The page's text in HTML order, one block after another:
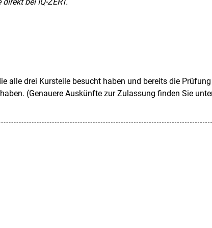
alle drei Kursteile besucht haben und bereits die Prüfung
(Genauere Auskünfte zur Zulassung finden Sie